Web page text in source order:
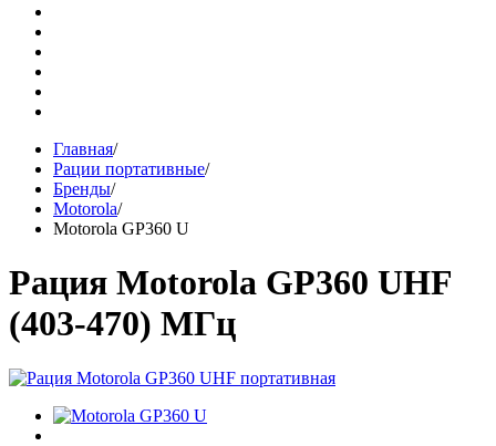
Главная/
Рации портативные/
Бренды/
Motorola/
Motorola GP360 U
Рация Motorola GP360 UHF
(403-470) МГц